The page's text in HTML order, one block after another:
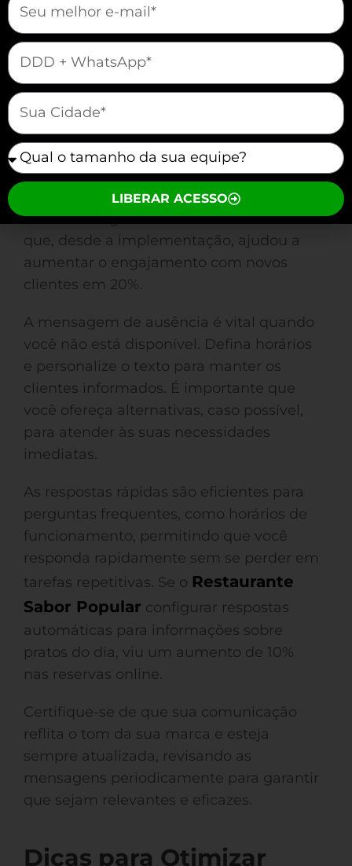
“Mensagens Automáticas”. Essa
funcionalidade é o primeiro passo para
um atendimento mais eficiente.
Na seção de mensagens automáticas,
mensagens: boas-vindas, ausência e
respostas rápidas. AConsultoria
Financeira Sucesso Jáprogramou
uma mensagem de boas-vindas calorosa
que, desde a implementação, ajudou a
aumentar o engajamento com novos
clientes em 20%.
A mensagem de ausência é vital quando
você não está disponível. Defina horários
e personalize o texto para manter os
clientes informados. É importante que
você ofereça alternativas, caso possível,
para atender às suas necessidades
imediatas.
As respostas rápidas são eficientes para
perguntas frequentes, como horários de
funcionamento, permitindo que você
responda rapidamente sem se perder em
tarefas repetitivas. Se o Restaurante
Sabor Popular configurar respostas
automáticas para informações sobre
pratos do dia, viu um aumento de 10%
nas reservas online.
Certifique-se de que sua comunicação
reflita o tom da sua marca e esteja
sempre atualizada, revisando as
mensagens periodicamente para garantir
que sejam relevantes e eficazes.
Dicas para Otimizar
mauticform[telefone]
mauticform[cidade]
mauticform[equipe]
LIBERAR ACESSO